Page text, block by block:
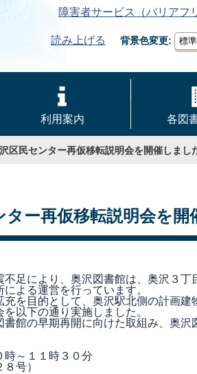
障害者サービス（バリアフ
読み上げる 背景色変更 標準
利用案内 各図
区民センター再仮移転説明会を開催しまし
ー再仮移転説明会を開
足により、奥沢図書館は、奥沢３
よる運営を行っています。
を目的として、奥沢駅北側の計画
以下の通り実施しました。
館の早期再開に向けた取組み、奥
１１時３０分
号）